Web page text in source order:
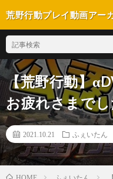
荒野行動プレイ動画アー
【荒野行動】
お疲れさまで
2021.10.21 ふぇいたん
HOME